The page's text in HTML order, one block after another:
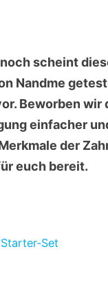
scheint
Nandme
Beworben wir
einfacher
der
euch bereit.
Set